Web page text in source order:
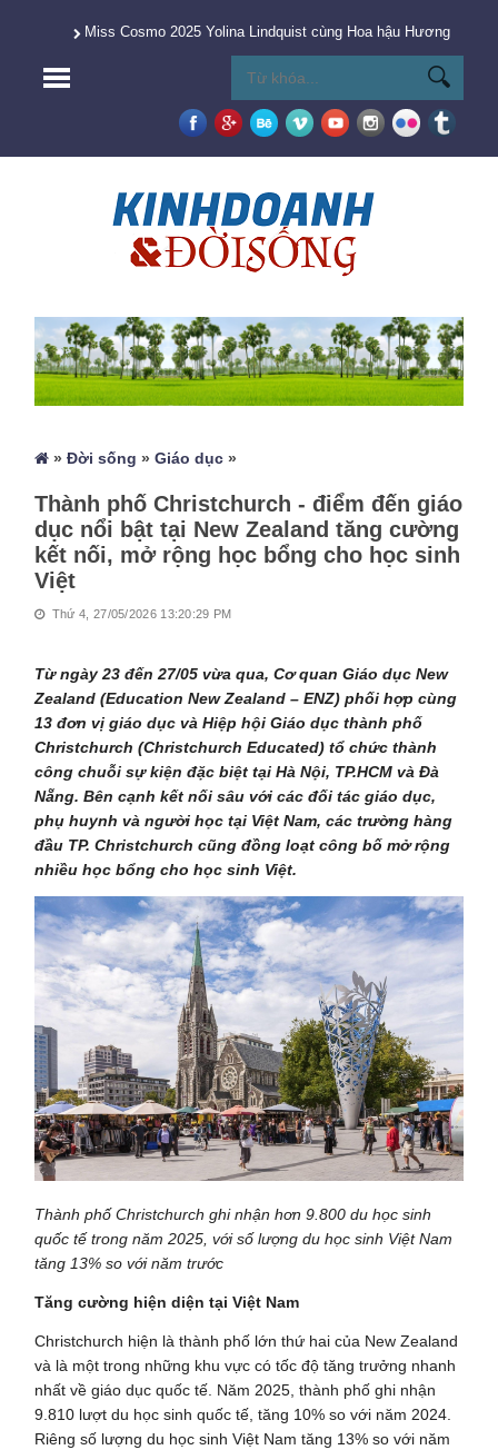
Miss Cosmo 2025 Yolina Lindquist cùng Hoa hậu Hương
»Đời sống »Giáo dục »
Thành phố Christchurch - điểm đến giáo
dục nổi bật tại New Zealand tăng cường
kết nối, mở rộng học bổng cho học sinh
Việt
Thứ 4, 27/05/2026 13:20:29 PM
Từ ngày 23 đến 27/05 vừa qua, Cơ quan Giáo dục New
Zealand (Education New Zealand – ENZ) phối hợp cùng
13 đơn vị giáo dục và Hiệp hội Giáo dục thành phố
Christchurch (Christchurch Educated) tổ chức thành
công chuỗi sự kiện đặc biệt tại Hà Nội, TP.HCM và Đà
Nẵng. Bên cạnh kết nối sâu với các đối tác giáo dục,
phụ huynh và người học tại Việt Nam, các trường hàng
đầu TP. Christchurch cũng đồng loạt công bố mở rộng
nhiều học bổng cho học sinh Việt.
Thành phố Christchurch ghi nhận hơn 9.800 du học sinh
quốc tế trong năm 2025, với số lượng du học sinh Việt Nam
tăng 13% so với năm trước
Tăng cường hiện diện tại Việt Nam
Christchurch hiện là thành phố lớn thứ hai của New Zealand
và là một trong những khu vực có tốc độ tăng trưởng nhanh
nhất về giáo dục quốc tế. Năm 2025, thành phố ghi nhận
9.810 lượt du học sinh quốc tế, tăng 10% so với năm 2024.
Riêng số lượng du học sinh Việt Nam tăng 13% so với năm